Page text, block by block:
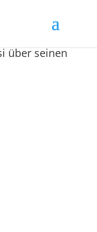
über seinen